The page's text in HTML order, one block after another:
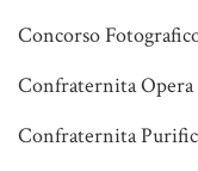
Concorso
Confraternita Opera
Confraternita